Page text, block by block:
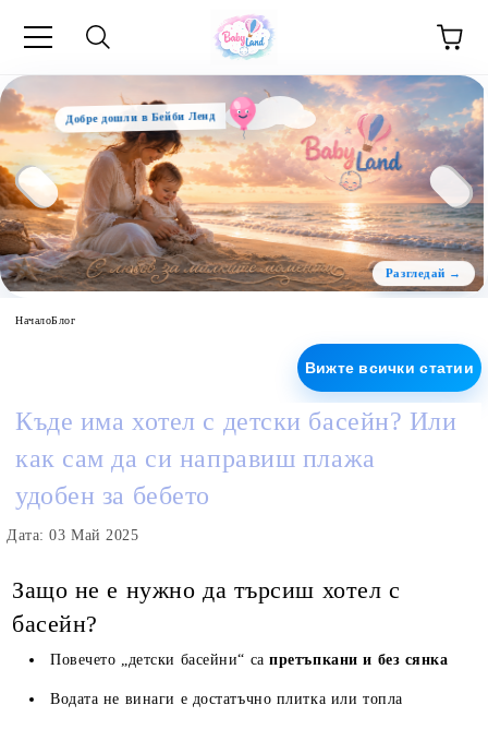
Добре дошли в Бейби Ленд
НачалоБлог
Вижте всички статии
Къде има хотел с детски басейн? Или
как сам да си направиш плажа
удобен за бебето
Дата: 03 Май 2025
Защо не е нужно да търсиш хотел с
басейн?
Повечето „детски басейни“ сапретъпкани и без сянка
Водата не винаги е достатъчно плитка или топла